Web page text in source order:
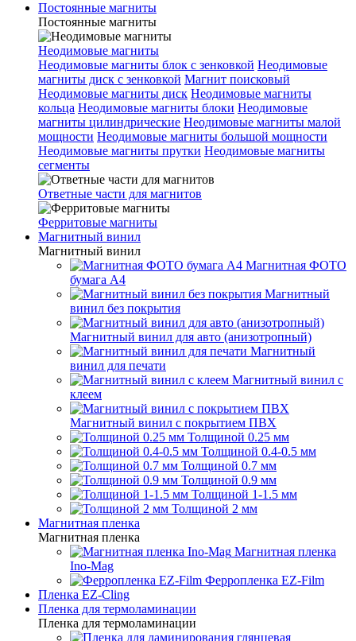
Постоянные магниты
Постоянные магниты
Неодимовые магниты
Неодимовые магниты блок с зенковкой Неодимовые
магниты диск с зенковкой Магнит поисковый
Неодимовые магниты диск Неодимовые магниты
кольца Неодимовые магниты блоки Неодимовые
магниты цилиндрические Неодимовые магниты малой
мощности Неодимовые магниты большой мощности
Неодимовые магниты прутки Неодимовые магниты
сегменты
Ответные части для магнитов
Ферритовые магниты
Магнитный винил
Магнитный винил
Магнитная ФОТО
бумага А4
Магнитный
винил без покрытия
Магнитный винил для авто (анизотропный)
Магнитный
винил для печати
Магнитный винил с
клеем
Магнитный винил с покрытием ПВХ
Толщиной 0.25 мм
Толщиной 0.4-0.5 мм
Толщиной 0.7 мм
Толщиной 0.9 мм
Толщиной 1-1.5 мм
Толщиной 2 мм
Магнитная пленка
Магнитная пленка
Магнитная пленка
Ino-Mag
Ферропленка EZ-Film
Пленка EZ-Cling
Пленка для термоламинации
Пленка для термоламинации